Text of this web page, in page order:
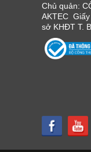
Chủ quản:
AKTEC
sở KHĐT T.